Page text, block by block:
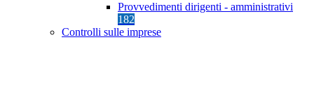
Provvedimenti dirigenti - amministrativi
182
Controlli sulle imprese